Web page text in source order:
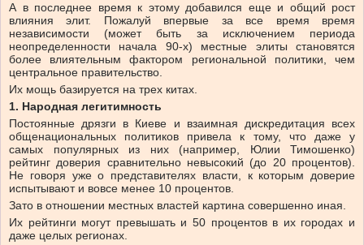
А в последнее время к этому добавился еще и общий рост
влияния элит. Пожалуй впервые за все время время
независимости (может быть за исключением периода
неопределенности начала 90-х) местные элиты становятся
более влиятельным фактором региональной политики, чем
центральное правительство.
Их мощь базируется на трех китах.
1. Народная легитимность
Постоянные дрязги в Киеве и взаимная дискредитация всех
общенациональных политиков привела к тому, что даже у
самых популярных из них (например, Юлии Тимошенко)
рейтинг доверия сравнительно невысокий (до 20 процентов).
Не говоря уже о представителях власти, к которым доверие
испытывают и вовсе менее 10 процентов.
Зато в отношении местных властей картина совершенно иная.
Их рейтинги могут превышать и 50 процентов в их городах и
даже целых регионах.